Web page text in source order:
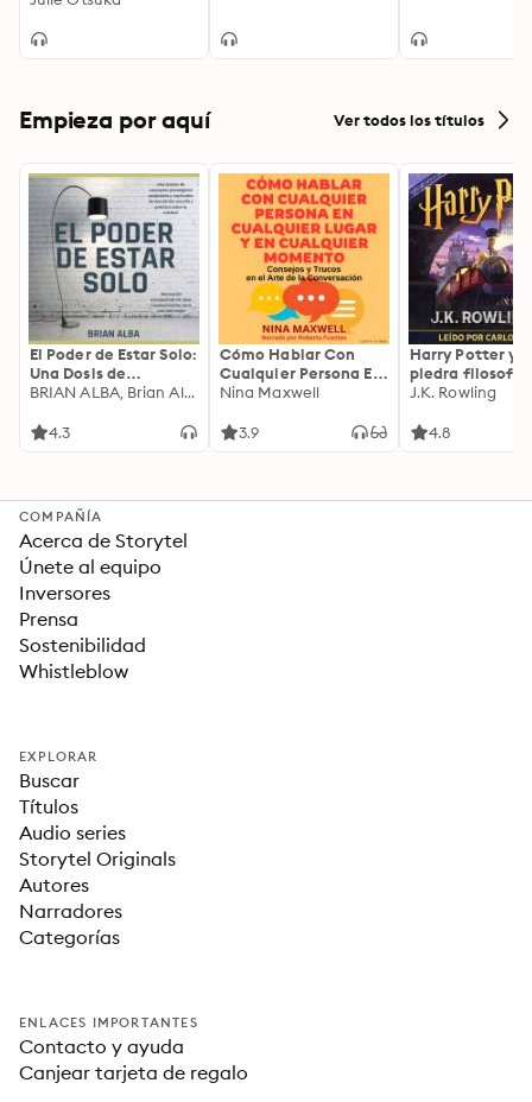
Empieza por aquí Ver todos los títulos
El Poder de Estar Solo:
Una Dosis de
Motivación
Ideas Revolucionarias
BRIAN ALBA, Brian Alba
4.3
Cómo Hablar Con
Cualquier Persona En
Cualquier Lugar Y En
Nina Maxwell
3.9
Harry Potter y
piedra filosofal
J.K. Rowling
4.8
COMPAÑÍA
Acerca de Storytel
Únete al equipo
Inversores
Prensa
Sostenibilidad
Whistleblow
EXPLORAR
Buscar
Títulos
Audio series
Storytel Originals
Autores
Narradores
Categorías
ENLACES IMPORTANTES
Contacto y ayuda
Canjear tarjeta de regalo